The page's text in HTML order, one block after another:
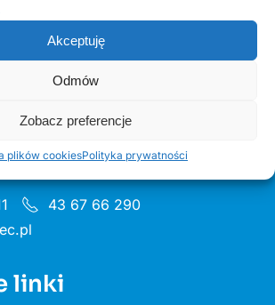
Akceptuję
Odmów
Zobacz preferencje
plików cookiesPolityka prywatności
w Ruścu
- 16.00 wt– pt 7:30 - 15.30
43 67 66 290
linki